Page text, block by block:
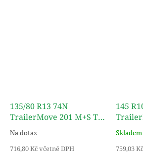
135/80 R13 74N
TrailerMove 201 M+S TL
TURON
Na dotaz
716,80 Kč včetně DPH
145
TURON
Skladem
759,03